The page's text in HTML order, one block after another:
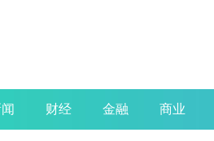
财经 金融 商业